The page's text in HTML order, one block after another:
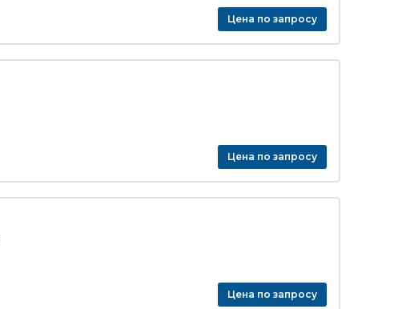
Цена по запросу
Цена по запросу
Цена по запросу